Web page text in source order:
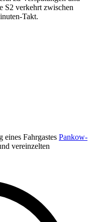
S2 verkehrt zwischen
Takt.
eines Fahrgastes Pankow-
vereinzelten